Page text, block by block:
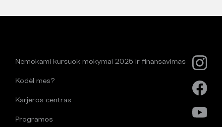
Nemokami kursuok mokymai 2025 ir finansavimas
Kodėl mes?
Karjeros centras
Programos